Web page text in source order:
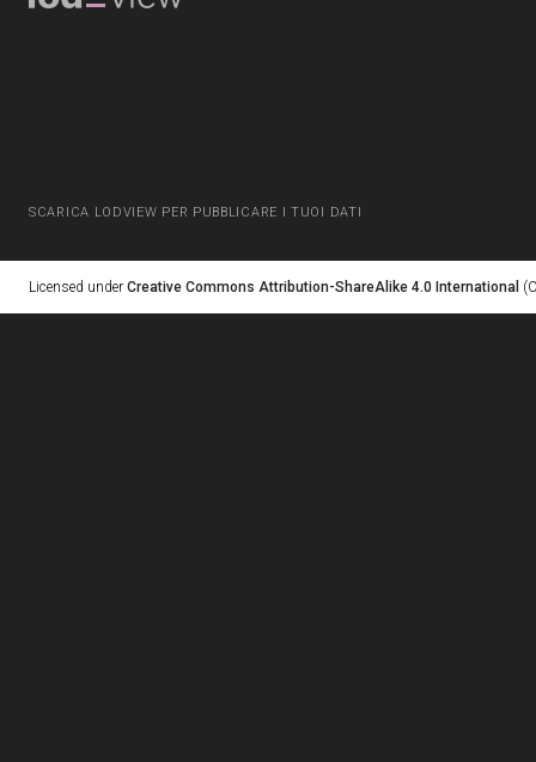
SCARICA LODVIEW PER PUBBLICARE I TUOI DATI
Licensed under Creative Commons Attribution-ShareAlike 4.0 International